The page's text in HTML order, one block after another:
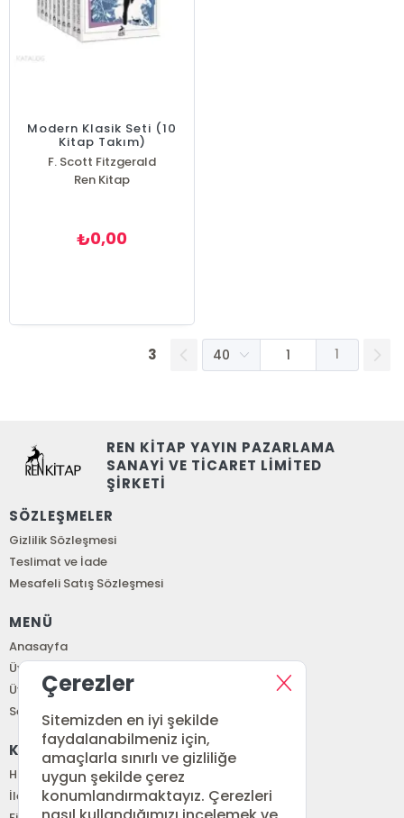
Modern Klasik Seti (10
Kitap Takım)
F. Scott Fitzgerald
Platon ( Eflatun )
Sheridan Le Fanu
Ren Kitap
₺0,00
3 1
REN KİTAP YAYIN PAZARLAMA
SANAYİ VE TİCARET LİMİTED
ŞİRKETİ
SÖZLEŞMELER
Gizlilik Sözleşmesi
Teslimat ve İade
Mesafeli Satış Sözleşmesi
MENÜ
Anasayfa
Üye Girişi
Üye Ol
Sepetim
KURUMSAL
Hakkımızda
İletişim
Çerezler
Sitemizden en iyi şekilde
faydalanabilmeniz için,
amaçlarla sınırlı ve gizliliğe
uygun şekilde çerez
konumlandırmaktayız. Çerezleri